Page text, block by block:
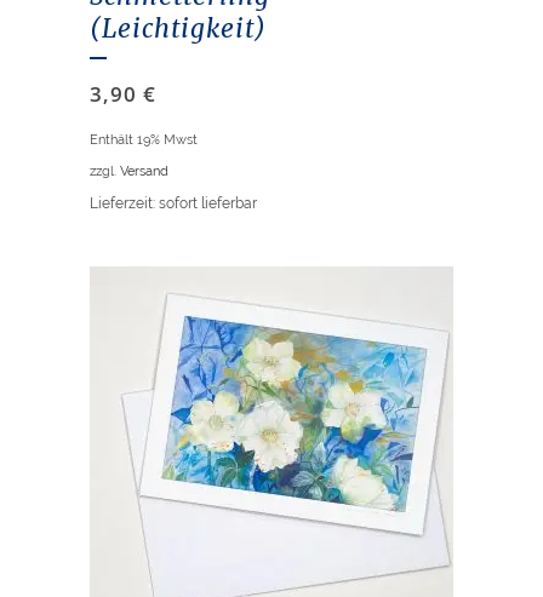
(Leichtigkeit)
3,90 €
Enthält 19% Mwst
zzgl. Versand
Lieferzeit: sofort lieferbar